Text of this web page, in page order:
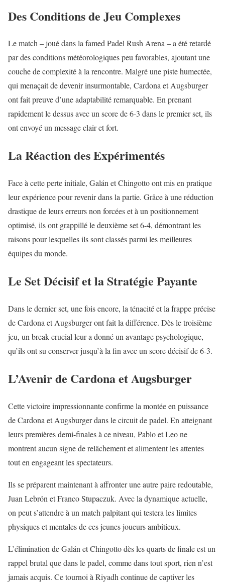
Des Conditions de Jeu Complexes
Le match – joué dans la famed Padel Rush Arena – a été retardé
par des conditions météorologiques peu favorables, ajoutant une
couche de complexité à la rencontre. Malgré une piste humectée,
qui menaçait de devenir insurmontable, Cardona et Augsburger
ont fait preuve d’une adaptabilité remarquable. En prenant
rapidement le dessus avec un score de 6-3 dans le premier set, ils
ont envoyé un message clair et fort.
La Réaction des Expérimentés
Face à cette perte initiale, Galán et Chingotto ont mis en pratique
leur expérience pour revenir dans la partie. Grâce à une réduction
drastique de leurs erreurs non forcées et à un positionnement
optimisé, ils ont grappillé le deuxième set 6-4, démontrant les
raisons pour lesquelles ils sont classés parmi les meilleures
équipes du monde.
Le Set Décisif et la Stratégie Payante
Dans le dernier set, une fois encore, la ténacité et la frappe précise
de Cardona et Augsburger ont fait la différence. Dès le troisième
jeu, un break crucial leur a donné un avantage psychologique,
qu’ils ont su conserver jusqu’à la fin avec un score décisif de 6-3.
L’Avenir de Cardona et Augsburger
Cette victoire impressionnante confirme la montée en puissance
de Cardona et Augsburger dans le circuit de padel. En atteignant
leurs premières demi-finales à ce niveau, Pablo et Leo ne
montrent aucun signe de relâchement et alimentent les attentes
tout en engageant les spectateurs.
Ils se préparent maintenant à affronter une autre paire redoutable,
Juan Lebrón et Franco Stupaczuk. Avec la dynamique actuelle,
on peut s’attendre à un match palpitant qui testera les limites
physiques et mentales de ces jeunes joueurs ambitieux.
L’élimination de Galán et Chingotto dès les quarts de finale est un
rappel brutal que dans le padel, comme dans tout sport, rien n’est
jamais acquis. Ce tournoi à Riyadh continue de captiver les